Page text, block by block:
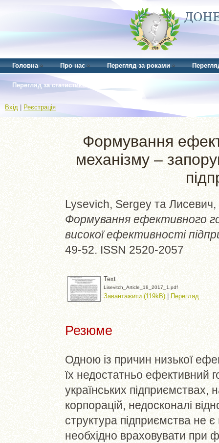
Головна Про нас Перегляд за роками
Перегляд за статистикою
Вхід Реєстрація
Формування
механізму –
Lysevich, Sergey та Лисевич,
Формування ефективного
високої ефективності
49-52. ISSN 2520-2057
Text
Lisevitch_Article_18_2017_1.pdf
Завантажити (119kB) | Перегляд
Резюме
Одною із причин низької
їх недостатньо ефективний
українських підприємствах,
корпорацій, недосконалі
структура підприємства не
необхідно враховувати при